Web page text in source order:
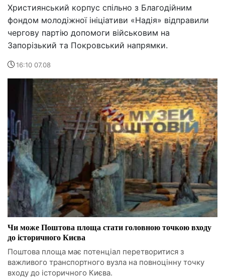
Християнський корпус спільно з Благодійним
фондом молодіжної ініціативи «Надія» відправили
чергову партію допомоги військовим на
Запорізький та Покровський напрямки.
16:10 07.08
Чи може Поштова площа стати головною точкою входу
до історичного Києва
Поштова площа має потенціал перетворитися з
важливого транспортного вузла на повноцінну точку
входу до історичного Києва.